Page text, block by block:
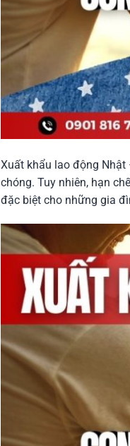
Xuất khẩu lao động
chóng. Tuy nhiên, hạn
đặc biệt cho những gia